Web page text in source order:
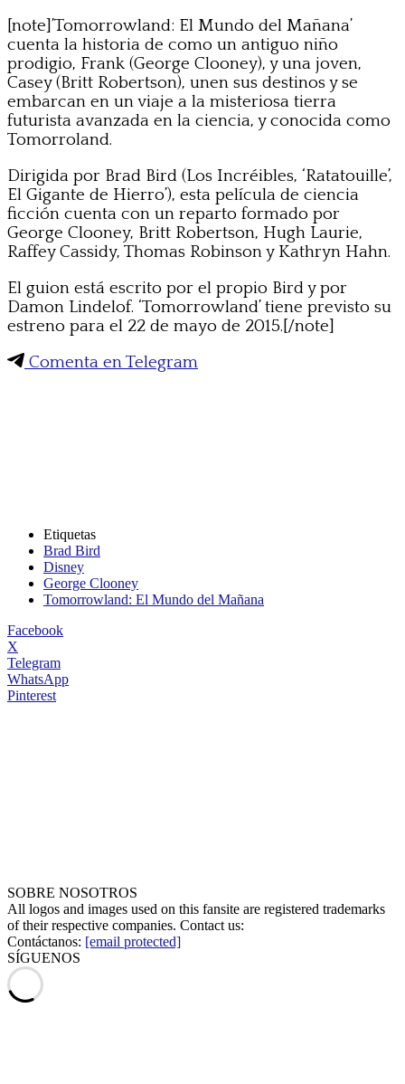
[note]’Tomorrowland: El Mundo del Mañana’
cuenta la historia de como un antiguo niño
prodigio, Frank (George Clooney), y una joven,
Casey (Britt Robertson), unen sus destinos y se
embarcan en un viaje a la misteriosa tierra
futurista avanzada en la ciencia, y conocida como
Tomorroland.
Dirigida por Brad Bird (Los Incréibles, ‘Ratatouille’,
El Gigante de Hierro’), esta película de ciencia
ficción cuenta con un reparto formado por
George Clooney, Britt Robertson, Hugh Laurie,
Raffey Cassidy, Thomas Robinson y Kathryn Hahn.
El guion está escrito por el propio Bird y por
Damon Lindelof. ‘Tomorrowland’ tiene previsto su
estreno para el 22 de mayo de 2015.[/note]
Comenta en Telegram
Etiquetas
Brad Bird
Disney
George Clooney
Tomorrowland: El Mundo del Mañana
Facebook
X
Telegram
WhatsApp
Pinterest
SOBRE NOSOTROS
All logos and images used on this fansite are registered trademarks
of their respective companies. Contact us:
Contáctanos: [email protected]
SÍGUENOS